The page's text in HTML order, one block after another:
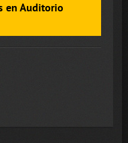
en Auditorio